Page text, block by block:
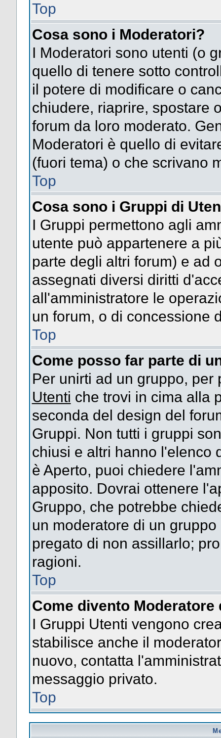
Top
Cosa sono i Moderatori?
I Moderatori sono utenti (o
quello di tenere sotto
il potere di modificare o
chiudere, riaprire, spostare
forum da loro moderato.
Moderatori è quello di
(fuori tema) o che scrivano
Top
Cosa sono i Gruppi di
I Gruppi permettono agli
utente può appartenere a
parte degli altri forum) e ad
assegnati diversi diritti
all'amministratore le
un forum, o di concessione
Top
Come posso far parte di
Per unirti ad un gruppo,
Utenti che trovi in cima alla
seconda del design del
Gruppi. Non tutti i gruppi
chiusi e altri hanno l'elenco
è Aperto, puoi chiedere
apposito. Dovrai ottenere
Gruppo, che potrebbe
un moderatore di un
pregato di non assillarlo;
ragioni.
Top
Come divento Moderatore
I Gruppi Utenti vengono
stabilisce anche il
nuovo, contatta
messaggio privato.
Top